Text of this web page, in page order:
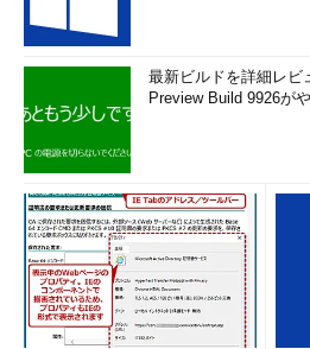
最新ビルドを詳細レビ
Preview Build 9926が